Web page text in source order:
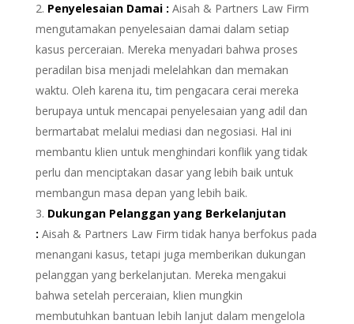
Penyelesaian Damai : Aisah & Partners Law Firm
mengutamakan penyelesaian damai dalam setiap
kasus perceraian. Mereka menyadari bahwa proses
peradilan bisa menjadi melelahkan dan memakan
waktu. Oleh karena itu, tim pengacara cerai mereka
berupaya untuk mencapai penyelesaian yang adil dan
bermartabat melalui mediasi dan negosiasi. Hal ini
membantu klien untuk menghindari konflik yang tidak
perlu dan menciptakan dasar yang lebih baik untuk
membangun masa depan yang lebih baik.
Dukungan Pelanggan yang Berkelanjutan
: Aisah & Partners Law Firm tidak hanya berfokus pada
menangani kasus, tetapi juga memberikan dukungan
pelanggan yang berkelanjutan. Mereka mengakui
bahwa setelah perceraian, klien mungkin
membutuhkan bantuan lebih lanjut dalam mengelola